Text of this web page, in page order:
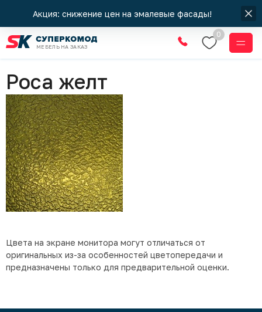
Акция: снижение цен на эмалевые фасады!
МЕБЕЛЬ НА ЗАКАЗ
0
Стекла
Роса желт
Цвета на экране монитора могут отличаться от
оригинальных из-за особенностей цветопередачи и
предназначены только для предварительной оценки.